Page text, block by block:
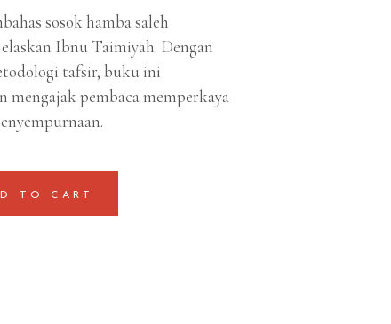
sosok hamba saleh
Ibnu Taimiyah. Dengan
tafsir, buku ini
mengajak pembaca memperkaya
TO CART